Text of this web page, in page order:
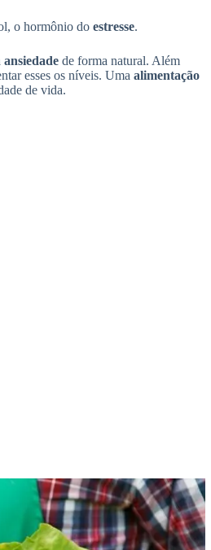
o hormônio do estresse.
ansiedade de forma natural. Além
esses os níveis. Uma alimentação
de vida.